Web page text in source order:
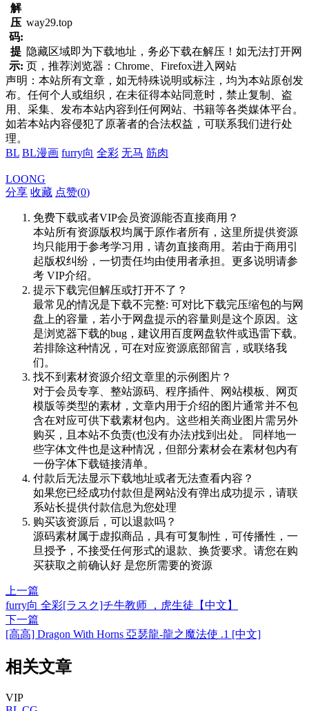
解
压
码:
way29.top
提
示:
隐藏区域即为下载地址，务必下载在解压！如无法打开网
页，推荐浏览器：Chrome、Firefox进入网站
声明：本站所有文章，如无特殊说明或标注，均为本站原创发
布。任何个人或组织，在未征得本站同意时，禁止复制、盗
用、采集、发布本站内容到任何网站、书籍等各类媒体平台。
如若本站内容侵犯了原著者的合法权益，可联系我们进行处
理。
BL BL漫画 furry向 全彩 无马 筋肉
LOONG
分享 收藏 点赞(0)
免费下载或者VIP会员资源能否直接商用？
本站所有资源版权均属于原作者所有，这里所提供资源
均只能用于参考学习用，请勿直接商用。若由于商用引
起版权纠纷，一切责任均由使用者承担。更多说明请参
考 VIP介绍。
提示下载完但解压或打开不了？
最常见的情况是下载不完整: 可对比下载完压缩包的与网
盘上的容量，若小于网盘提示的容量则是这个原因。这
是浏览器下载的bug，建议用百度网盘软件或迅雷下载。
若排除这种情况，可在对应资源底部留言，或联络我
们。
找不到素材资源介绍文章里的示例图片？
对于会员专享、整站源码、程序插件、网站模板、网页
模版等类型的素材，文章内用于介绍的图片通常并不包
含在对应可供下载素材包内。这些相关商业图片需另外
购买，且本站不负责(也没有办法)找到出处。 同样地一
些字体文件也是这种情况，但部分素材会在素材包内有
一份字体下载链接清单。
付款后无法显示下载地址或者无法查看内容？
如果您已经成功付款但是网站没有弹出成功提示，请联
系站长提供付款信息为您处理
购买该资源后，可以退款吗？
源码素材属于虚拟商品，具有可复制性，可传播性，一
旦授予，不接受任何形式的退款、换货要求。请您在购
买获取之前确认好 是您所需要的资源
上一篇
furry向 全彩[ラスク]チ牛教师 ，虎生徒【中文】
下一篇
[高高] Dragon With Horns 亞瑟龍-龍之魔法使 .1 [中文]
相关文章
VIP